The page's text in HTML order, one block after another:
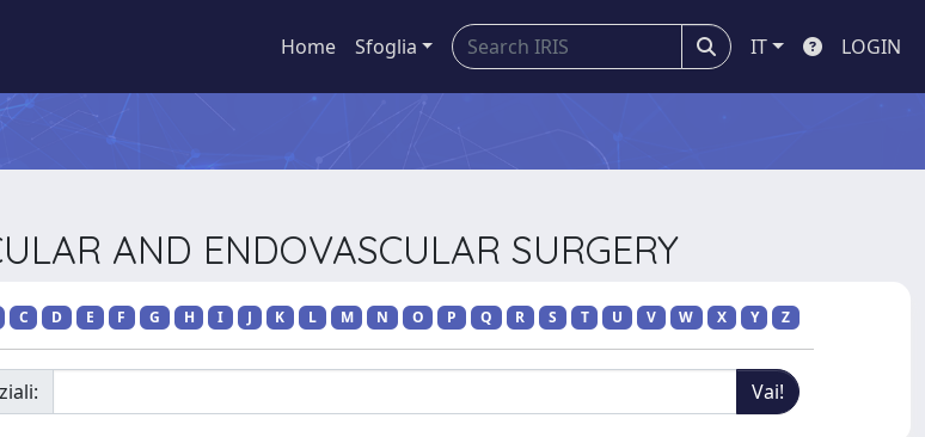
Home Sfoglia IT LOGIN
AND ENDOVASCULAR SURGERY
C D E F G H I J K L M N O P Q R S T U V W X Y Z